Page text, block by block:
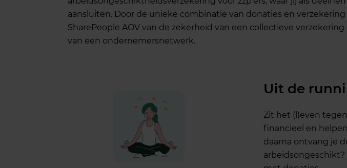
aansluiten. Door de unieke combinatie van donaties en verzekering
SharePeople AOV van de zekerheid van een collectieve verzekering
van een ondernemersnetwerk.
Uit de
Zit het (l)even
financieel en
daarna ontvang je